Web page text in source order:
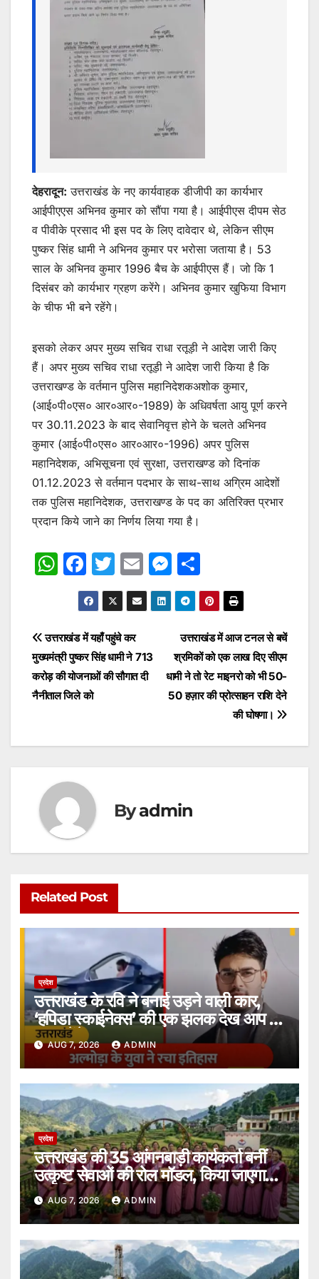
देहरादून: उत्तराखंड के नए कार्यवाहक डीजीपी का कार्यभार
आईपीएएस अभिनव कुमार को सौंपा गया है। आईपीएस दीपम सेठ
व पीवीके प्रसाद भी इस पद के लिए दावेदार थे, लेकिन सीएम
पुष्कर सिंह धामी ने अभिनव कुमार पर भरोसा जताया है। 53
साल के अभिनव कुमार 1996 बैच के आईपीएस हैं। जो कि 1
दिसंबर को कार्यभार ग्रहण करेंगे। अभिनव कुमार खुफिया विभाग
के चीफ भी बने रहेंगे।
इसको लेकर अपर मुख्य सचिव राधा रतूड़ी ने आदेश जारी किए
हैं। अपर मुख्य सचिव राधा रतूड़ी ने आदेश जारी किया है कि
उत्तराखण्ड के वर्तमान पुलिस महानिदेशकअशोक कुमार,
(आई०पी०एस० आर०आर०-1989) के अधिवर्षता आयु पूर्ण करने
पर 30.11.2023 के बाद सेवानिवृत्त होने के चलते अभिनव
कुमार (आई०पी०एस० आर०आर०-1996) अपर पुलिस
महानिदेशक, अभिसूचना एवं सुरक्षा, उत्तराखण्ड को दिनांक
01.12.2023 से वर्तमान पदभार के साथ-साथ अग्रिम आदेशों
तक पुलिस महानिदेशक, उत्तराखण्ड के पद का अतिरिक्त प्रभार
प्रदान किये जाने का निर्णय लिया गया है।
W
s
A
p
p
F
a
c
e
b
o
o
T
w
itt
er
E
m
ai
M
e
s
s
e
n
g
h
ar
e
Post
navigation
उत्तराखंड में आज टनल से बचें
श्रमिकों को एक लाख दिए सीएम
धामी ने तो रेट माइनरो को भी 50-
50 हज़ार की प्रोत्साहन राशि देने
की घोषणा।
उत्तराखंड में यहाँ पहुंचे कर
मुख्यमंत्री पुष्कर सिंह धामी ने 713
करोड़ की योजनाओं की सौगात दी
नैनीताल जिले को
Byadmin
Related Post
प्रदेश
उत्तराखंड के रवि ने बनाई उड़ने वाली कार,
‘हपिडा स्काईनेक्स’ की एक झलक देख आप भी
कह उठेंगे शानदार।
AUG 7, 2026 ADMIN
प्रदेश
उत्तराखंड की 35 आंगनबाड़ी कार्यकर्ता बनीं
उत्कृष्ट सेवाओं की रोल मॉडल, किया जाएगा
सम्मानित।
AUG 7, 2026 ADMIN